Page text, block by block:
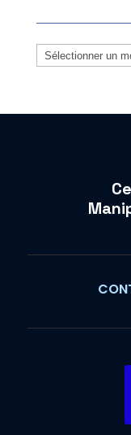
Archives